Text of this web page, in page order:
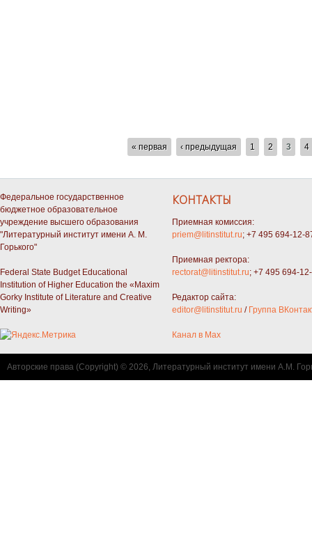
« первая ‹ предыдущая 1 2 3 4
Федеральное государственное
бюджетное образовательное
учреждение высшего образования
"Литературный институт имени А. М.
Горького"
Federal State Budget Educational
Institution of Higher Education the «Maxim
Gorky Institute of Literature and Creative
Writing»
КОНТАКТЫ
Приемная комиссия:
priem@litinstitut.ru; +7 495 694-12-
Приемная ректора:
rectorat@litinstitut.ru; +7 495 694-
Редактор сайта:
editor@litinstitut.ru / Группа
Канал в Max
Авторские права (Copyright) © 2026, Литературный институт имени А.М.